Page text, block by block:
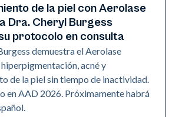
de la piel con Aerolase
Dra. Cheryl Burgess
protocolo en consulta
demuestra el Aerolase
acné y
de la piel sin tiempo de inactividad.
en AAD 2026. Próximamente habrá